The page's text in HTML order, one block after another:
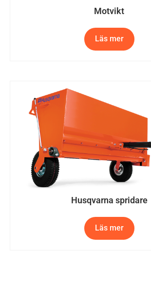
Motvikt
Läs mer
Husqvarna spridare
Läs mer